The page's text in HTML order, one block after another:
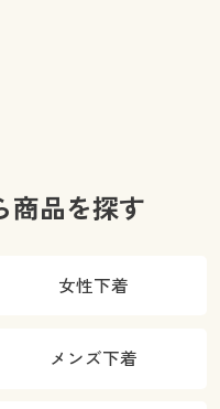
商品を探す
女性下着
メンズ下着